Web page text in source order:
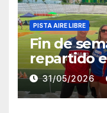
PISTA AIRE LIBRE
Fin de
repartido
Zaragoza
Club
31/05/2026